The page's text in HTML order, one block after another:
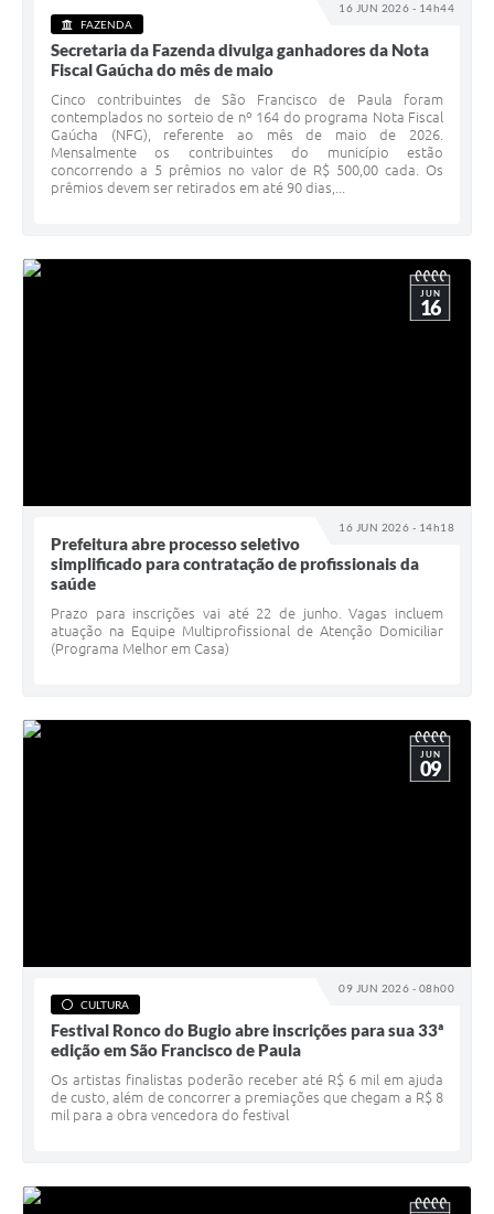
16 JUN 2026 - 14h44
FAZENDA
Secretaria da Fazenda divulga ganhadores da Nota
Fiscal Gaúcha do mês de maio
Cinco contribuintes de São Francisco de Paula foram
contemplados no sorteio de nº 164 do programa Nota Fiscal
Gaúcha (NFG), referente ao mês de maio de 2026.
Mensalmente os contribuintes do município estão
concorrendo a 5 prêmios no valor de R$ 500,00 cada. Os
prêmios devem ser retirados em até 90 dias,...
16 JUN 2026 - 14h18
JUN
16
Prefeitura abre processo seletivo
simplificado para contratação de profissionais da
saúde
Prazo para inscrições vai até 22 de junho. Vagas incluem
atuação na Equipe Multiprofissional de Atenção Domiciliar
(Programa Melhor em Casa)
09 JUN 2026 - 08h00
JUN
09
CULTURA
Festival Ronco do Bugio abre inscrições para sua 33ª
edição em São Francisco de Paula
Os artistas finalistas poderão receber até R$ 6 mil em ajuda
de custo, além de concorrer a premiações que chegam a R$ 8
mil para a obra vencedora do festival